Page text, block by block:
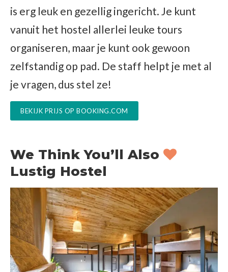
is erg leuk en gezellig ingericht. Je kunt
vanuit het hostel allerlei leuke tours
organiseren, maar je kunt ook gewoon
zelfstandig op pad. De staff helpt je met al
je vragen, dus stel ze!
BEKIJK PRIJS OP BOOKING.COM
We Think You’ll Also
Lustig Hostel